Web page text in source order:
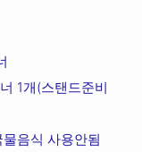
1개(스탠드준비
음식 사용안됨